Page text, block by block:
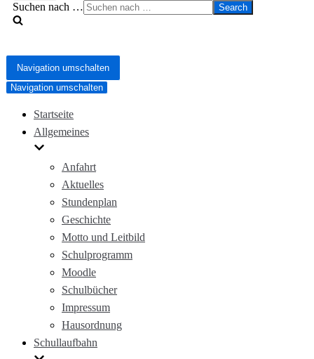
Suchen nach …
Navigation umschalten
Navigation umschalten
Startseite
Allgemeines
Anfahrt
Aktuelles
Stundenplan
Geschichte
Motto und Leitbild
Schulprogramm
Moodle
Schulbücher
Impressum
Hausordnung
Schullaufbahn